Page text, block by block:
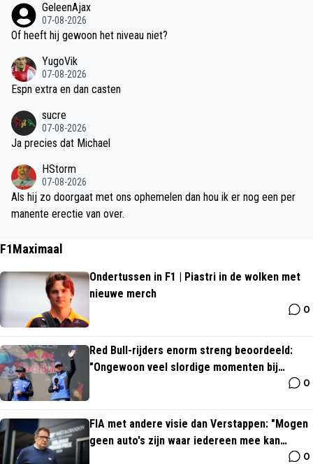
GeleenAjax
07-08-2026
Of heeft hij gewoon het niveau niet?
YugoVik
07-08-2026
Espn extra en dan casten
sucre
07-08-2026
Ja precies dat Michael
HStorm
07-08-2026
Als hij zo doorgaat met ons ophemelen dan hou ik er nog een per
manente erectie van over.
F1Maximaal
Ondertussen in F1 | Piastri in de wolken met
nieuwe merch
0
Red Bull-rijders enorm streng beoordeeld:
"Ongewoon veel slordige momenten bij
0
FIA met andere visie dan Verstappen: "Mogen
geen auto's zijn waar iedereen mee kan
0